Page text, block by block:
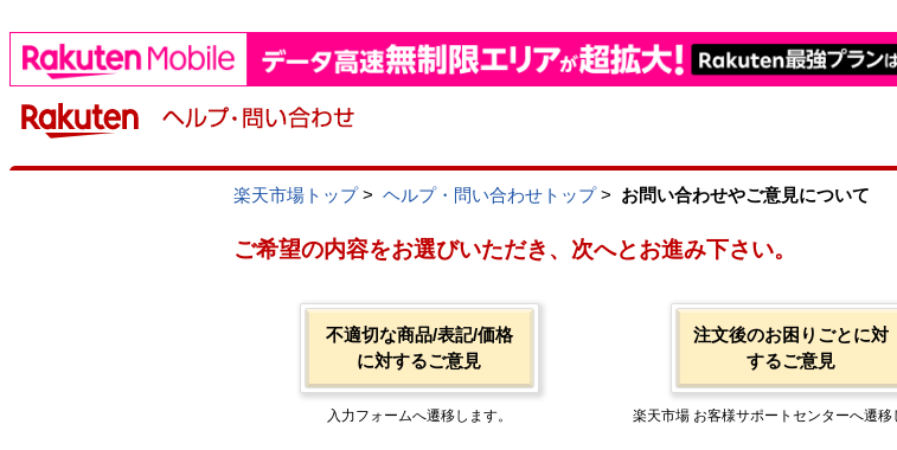
楽天市場トップ> ヘルプ・問い合わせトップ> お問い合わせやご意見について
ご希望の内容をお選びいただき、次へとお進み下さい。
不適切な商品/表記/価格
に対するご意見
入力フォームへ遷移します。
注文後のお困りごとに対
するご意見
楽天市場 お客様サポートセンターへ遷移